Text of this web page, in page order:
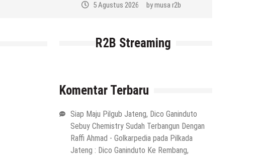
5 Agustus 2026 bymusa r2b
R2B Streaming
Komentar Terbaru
Siap Maju Pilgub Jateng, Dico Ganinduto
Sebuy Chemistry Sudah Terbangun Dengan
Raffi Ahmad - Golkarpediapada Pilkada
Jateng : Dico Ganinduto Ke Rembang,